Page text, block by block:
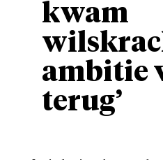
kwam
ambitie
terug’